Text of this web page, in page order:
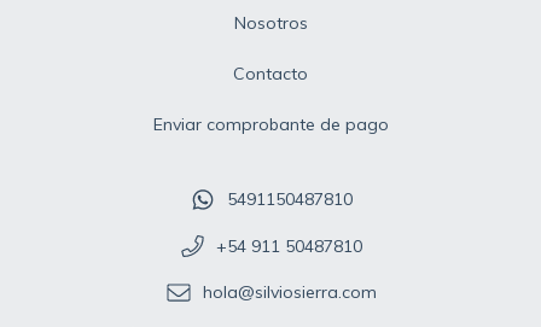
Nosotros
Contacto
Enviar comprobante de pago
5491150487810
+54 911 50487810
hola@silviosierra.com